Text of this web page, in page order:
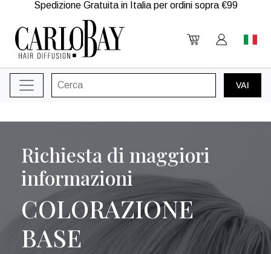
Spedizione Gratuita in Italia per ordini sopra €99
Richiesta di maggiori
informazioni
COLORAZIONE
BASE